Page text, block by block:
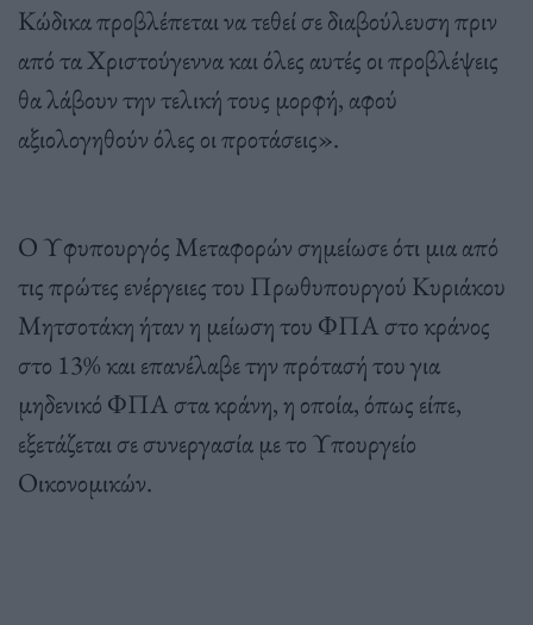
Κώδικα προβλέπεται να τεθεί σε διαβούλευση πριν
από τα Χριστούγεννα και όλες αυτές οι προβλέψεις
θα λάβουν την τελική τους μορφή, αφού
αξιολογηθούν όλες οι προτάσεις».
Ο Υφυπουργός Μεταφορών σημείωσε ότι μια από
τις πρώτες ενέργειες του Πρωθυπουργού Κυριάκου
Μητσοτάκη ήταν η μείωση του ΦΠΑ στο κράνος
στο 13% και επανέλαβε την πρότασή του για
μηδενικό ΦΠΑ στα κράνη, η οποία, όπως είπε,
εξετάζεται σε συνεργασία με το Υπουργείο
Οικονομικών.